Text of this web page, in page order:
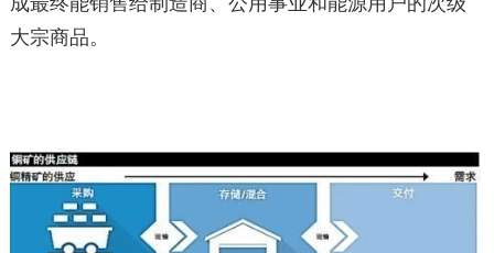
大宗商品。